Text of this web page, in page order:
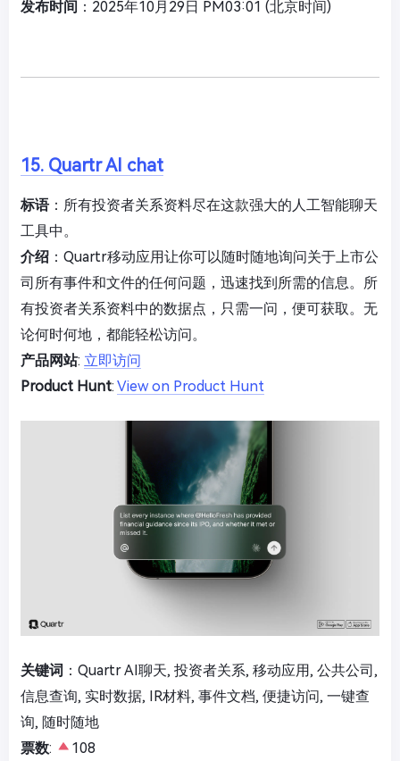
发布时间 ：2025年10月29日 PM03:01 (北京时间)
15. Quartr AI chat
标语：所有投资者关系资料尽在这款强大的人工智能聊天
工具中。
介绍 ：Quartr移动应用让你可以随时随地询问关于上市公
司所有事件和文件的任何问题，迅速找到所需的信息。所
有投资者关系资料中的数据点，只需一问，便可获取。无
论何时何地，都能轻松访问。
产品网站: 立即访问
Product Hunt: View on Product Hunt
关键词 ：Quartr AI聊天, 投资者关系, 移动应用, 公共公司,
信息查询, 实时数据, IR材料, 事件文档, 便捷访问, 一键查
询, 随时随地
票数:
108